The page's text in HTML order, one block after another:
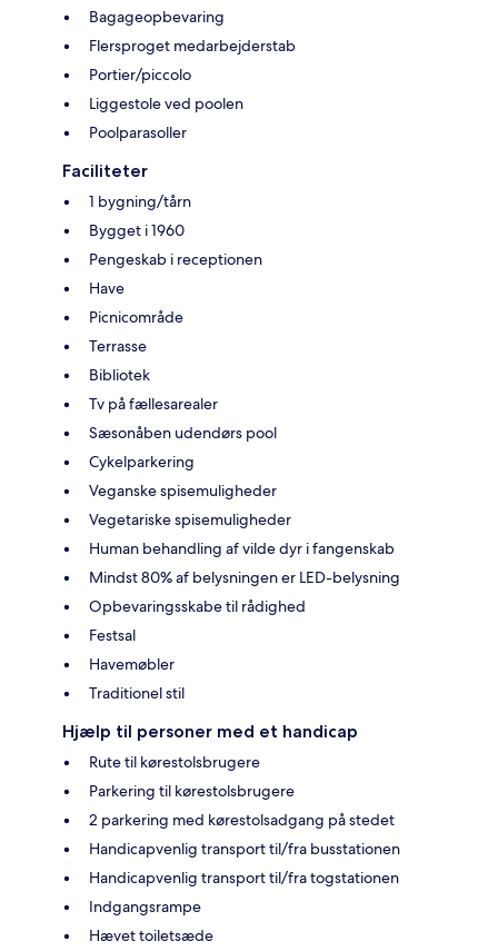
Bagageopbevaring
Flersproget medarbejderstab
Portier/piccolo
Liggestole ved poolen
Poolparasoller
Faciliteter
1 bygning/tårn
Bygget i 1960
Pengeskab i receptionen
Have
Picnicområde
Terrasse
Bibliotek
Tv på fællesarealer
Sæsonåben udendørs pool
Cykelparkering
Veganske spisemuligheder
Vegetariske spisemuligheder
Human behandling af vilde dyr i fangenskab
Mindst 80% af belysningen er LED-belysning
Opbevaringsskabe til rådighed
Festsal
Havemøbler
Traditionel stil
Hjælp til personer med et handicap
Rute til kørestolsbrugere
Parkering til kørestolsbrugere
2 parkering med kørestolsadgang på stedet
Handicapvenlig transport til/fra busstationen
Handicapvenlig transport til/fra togstationen
Indgangsrampe
Hævet toiletsæde